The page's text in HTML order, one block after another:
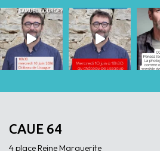
CAUE 64
4 place Reine Marguerite